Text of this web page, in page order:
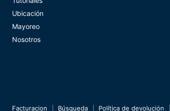
Ubicación
Mayoreo
Nosotros
Facturacion Búsqueda Política de devolución